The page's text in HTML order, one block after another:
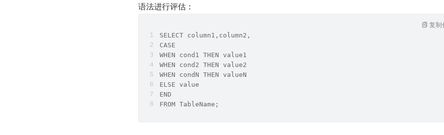
语法进行评估：
SELECT column1,column2,
CASE
WHEN cond1 THEN value1
WHEN cond2 THEN value2
WHEN condN THEN valueN
ELSE value
END
FROM TableName;
复制